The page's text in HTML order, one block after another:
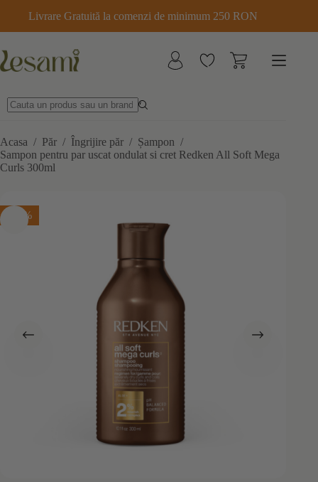
conținut
Livrare Gratuită la comenzi de minimum 250 RON
Acasa / Păr / Îngrijire păr / Șampon /
Sampon pentru par uscat ondulat si cret Redken All Soft Mega
Curls 300ml
-20%